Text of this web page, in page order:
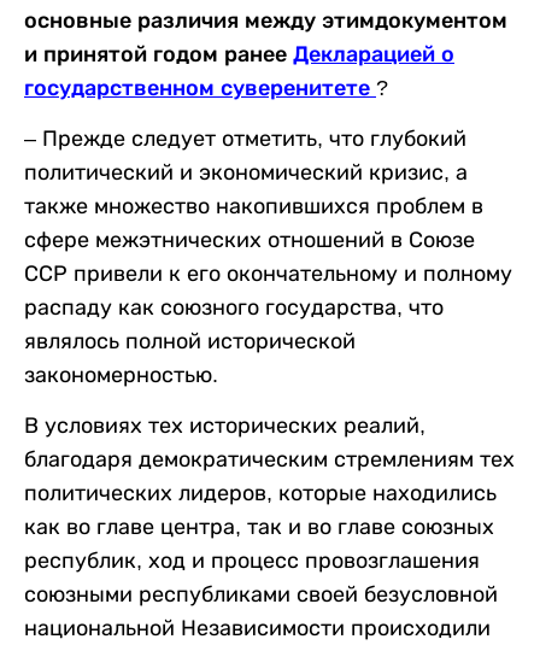
основные различия между этимдокументом
и принятой годом ранее Декларацией о
государственном суверенитете ?
– Прежде следует отметить, что глубокий
политический и экономический кризис, а
также множество накопившихся проблем в
сфере межэтнических отношений в Союзе
ССР привели к его окончательному и полному
распаду как союзного государства, что
являлось полной исторической
закономерностью.
В условиях тех исторических реалий,
благодаря демократическим стремлениям тех
политических лидеров, которые находились
как во главе центра, так и во главе союзных
республик, ход и процесс провозглашения
союзными республиками своей безусловной
национальной Независимости происходили